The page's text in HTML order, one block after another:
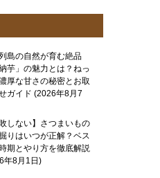
島の自然が育む絶品
納芋」の魅力とは？ねっ
厚な甘さの秘密とお取
ガイド 2026年8月7
敗しない】さつまいもの
りはいつが正解？ベス
期とやり方を徹底解説
年8月1日